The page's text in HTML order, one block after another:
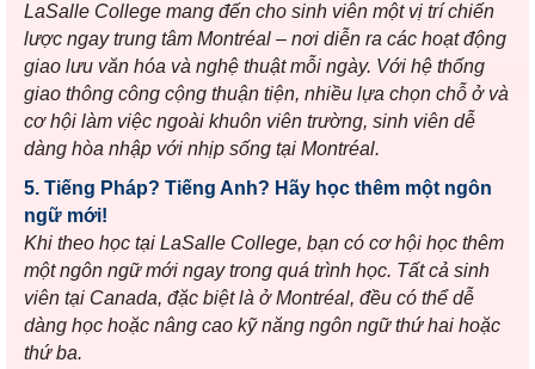
LaSalle College mang đến cho sinh viên một vị trí chiến
lược ngay trung tâm Montréal – nơi diễn ra các hoạt động
giao lưu văn hóa và nghệ thuật mỗi ngày. Với hệ thống
giao thông công cộng thuận tiện, nhiều lựa chọn chỗ ở và
cơ hội làm việc ngoài khuôn viên trường, sinh viên dễ
dàng hòa nhập với nhịp sống tại Montréal.
5. Tiếng Pháp? Tiếng Anh? Hãy học thêm một ngôn
ngữ mới!
Khi theo học tại LaSalle College, bạn có cơ hội học thêm
một ngôn ngữ mới ngay trong quá trình học. Tất cả sinh
viên tại Canada, đặc biệt là ở Montréal, đều có thể dễ
dàng học hoặc nâng cao kỹ năng ngôn ngữ thứ hai hoặc
thứ ba.